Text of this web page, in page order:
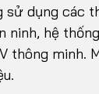
sử dụng các
ninh, hệ
thông minh.